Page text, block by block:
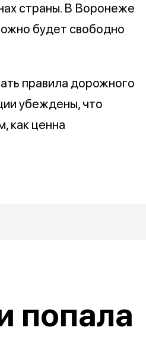
страны. В Воронеже
будет свободно
правила дорожного
убеждены, что
как ценна
попала